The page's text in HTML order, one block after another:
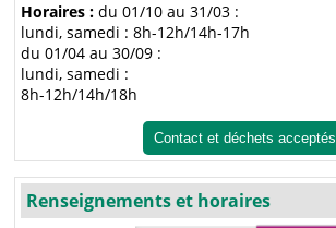
Horaires : du 01/10 au 31/03 :
lundi, samedi : 8h-12h/14h-17h
du 01/04 au 30/09 :
lundi, samedi :
8h-12h/14h/18h
Contact et déchets acceptés
Renseignements et horaires